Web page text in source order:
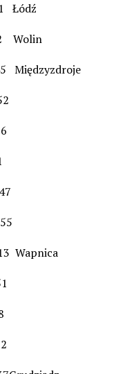
Łódź
Wolin
Międzyzdroje
Wapnica